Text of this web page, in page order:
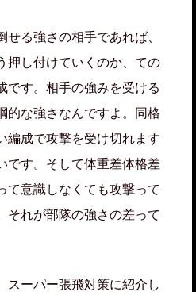
る強さの相手であれば、
押し付けていくのか、ての
です。相手の強みを受ける
的な強さなんですよ。同格
編成で攻撃を受け切れます
です。そして体重差体格差
て意識しなくても攻撃って
それが部隊の強さの差って
ーパー張飛対策に紹介し